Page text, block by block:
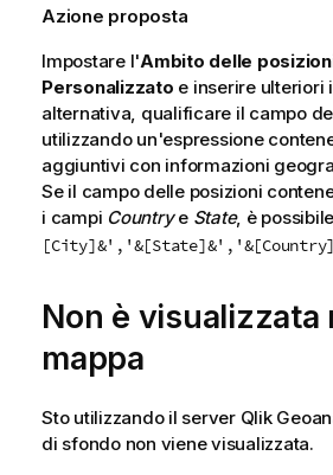
Azione proposta
Impostare l'Ambito delle
Personalizzato e inserire ulteriori
alternativa, qualificare il campo
utilizzando un'espressione
aggiuntivi con informazioni
Se il campo delle posizioni
i campi Countrye State, è
[City]&','&[State]&','&[Country]
Non è visualizzata
mappa
Sto utilizzando il server Qlik
di sfondo non viene visualizzata.